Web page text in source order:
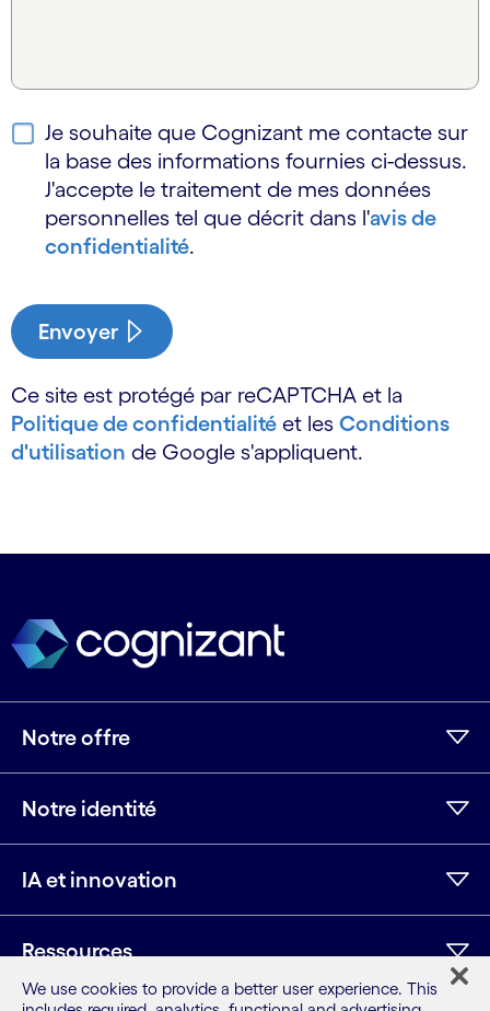
Je souhaite que Cognizant me contacte sur
la base des informations fournies ci-dessus.
J'accepte le traitement de mes données
personnelles tel que décrit dans l'avis de
confidentialité.
Envoyer
Ce site est protégé par reCAPTCHA et la
Politique de confidentialité et les Conditions
d'utilisation de Google s'appliquent.
Notre offre
Notre identité
IA et innovation
Ressources
We use cookies to provide a better user experience. This